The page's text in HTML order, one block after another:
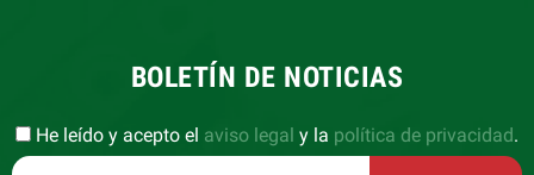
BOLETÍN DE NOTICIAS
He leído y acepto el aviso legal y la política de privacidad.